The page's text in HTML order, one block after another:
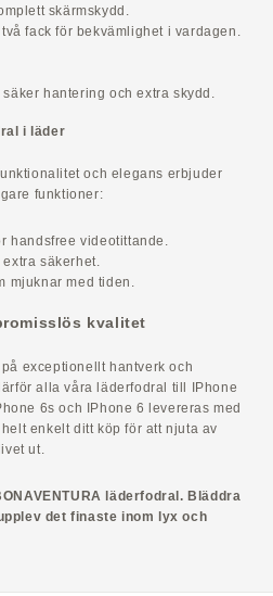
skärmskydd.
fack för bekvämlighet i vardagen.
hantering och extra skydd.
i läder
och elegans erbjuder
funktioner:
handsfree videotittande.
säkerhet.
mjuknar med tiden.
kvalitet
på exceptionellt hantverk och
alla våra läderfodral till IPhone
6s och IPhone 6 levereras med
enkelt ditt köp för att njuta av
ut.
läderfodral. Bläddra
det finaste inom lyx och